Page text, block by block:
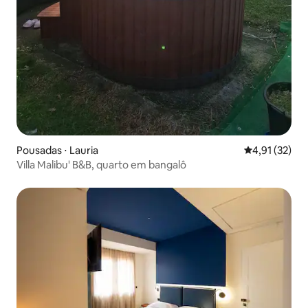
Pousadas ⋅ Lauria 4,91 de uma
4,91 (32)
Villa Malibu' B&B, quarto em bangalô